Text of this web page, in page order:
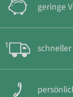
geringe